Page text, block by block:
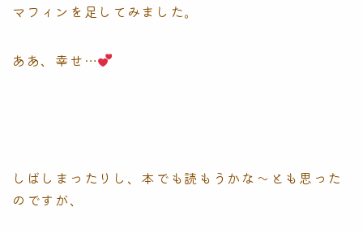
マフィンを足してみました。
ああ、幸せ…
しばしまったりし、本でも読もうかな〜とも思った
のですが、